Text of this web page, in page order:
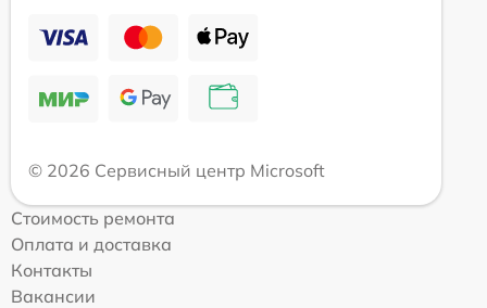
© 2026 Сервисный центр Microsoft
Стоимость ремонта
Оплата и доставка
Контакты
Вакансии